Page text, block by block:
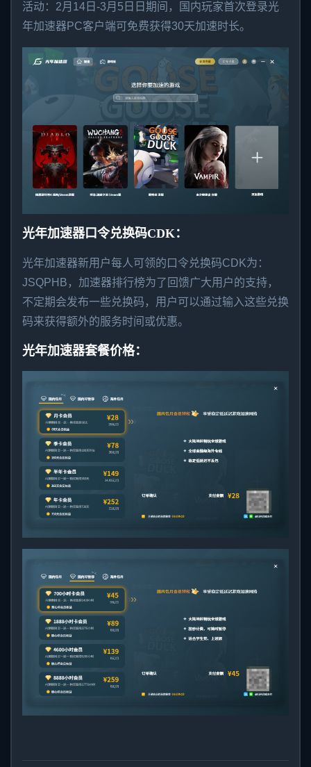
活动：2月14日-3月5日日期间，国内玩家首次登录光
年加速器PC客户端可免费获得30天加速时长。
光年加速器口令兑换码CDK：
光年加速器新用户每人可领的口令兑换码CDK为：
JSQPHB， 加速器排行榜为了回馈广大用户的支持，
不定期会发布一些兑换码，用户可以通过输入这些兑换
码来获得额外的服务时间或优惠。
光年加速器套餐价格：